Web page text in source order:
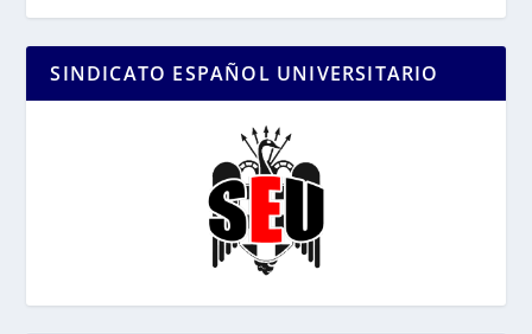
SINDICATO ESPAÑOL UNIVERSITARIO